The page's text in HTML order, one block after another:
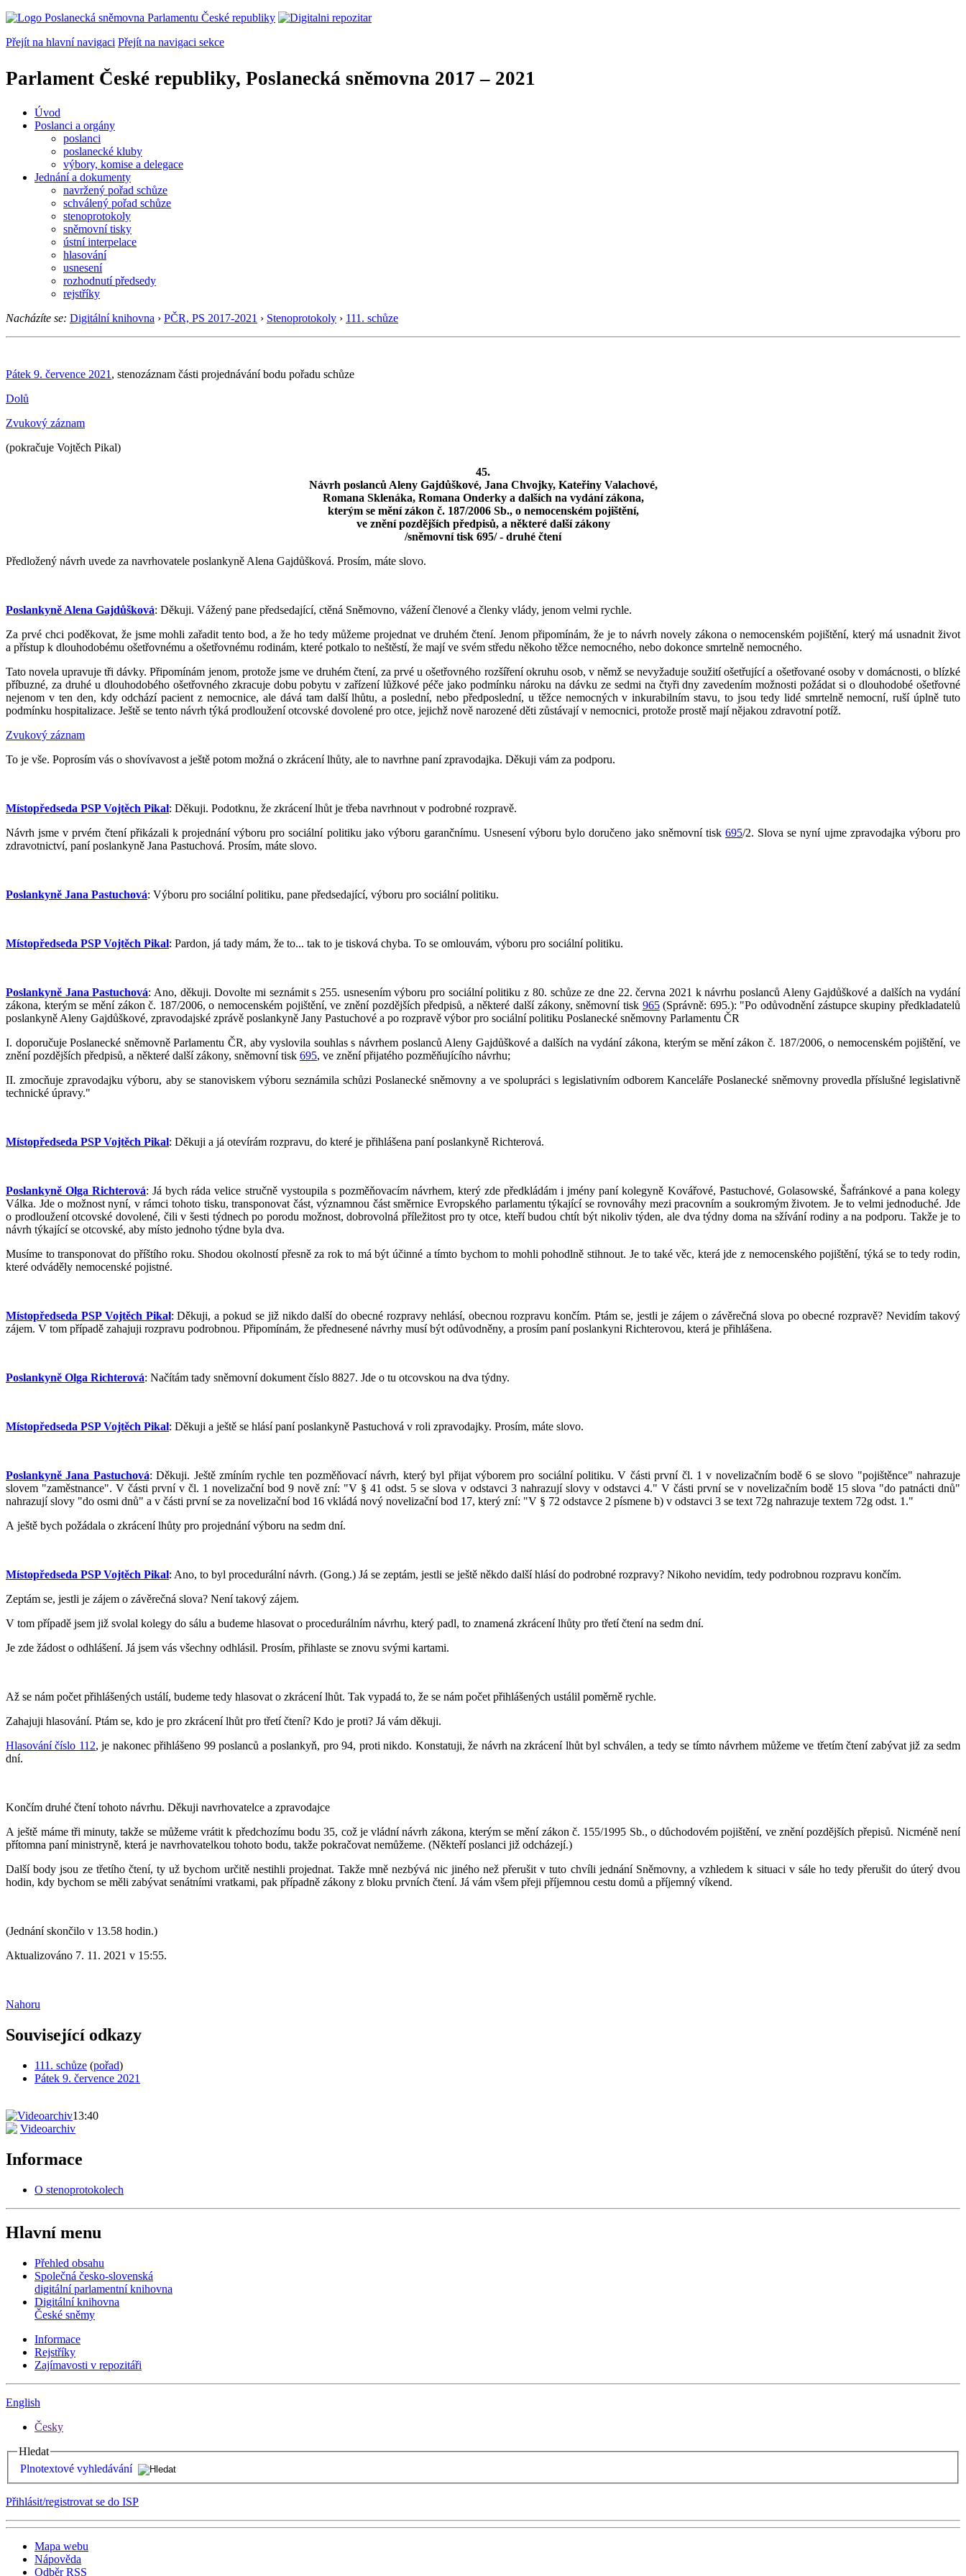
Přejít na hlavní navigaci Přejít na navigaci sekce
Parlament České republiky, Poslanecká sněmovna 2017 – 2021
Úvod
Poslanci a orgány
poslanci
poslanecké kluby
výbory, komise a delegace
Jednání a dokumenty
navržený pořad schůze
schválený pořad schůze
stenoprotokoly
sněmovní tisky
ústní interpelace
hlasování
usnesení
rozhodnutí předsedy
rejstříky
Nacházíte se: Digitální knihovna › PČR, PS 2017-2021 › Stenoprotokoly › 111. schůze
Pátek 9. července 2021 , stenozáznam části projednávání bodu pořadu schůze
Dolů
Zvukový záznam
(pokračuje Vojtěch Pikal)
45.
Návrh poslanců Aleny Gajdůškové, Jana Chvojky, Kateřiny Valachové,
Romana Sklenáka, Romana Onderky a dalších na vydání zákona,
kterým se mění zákon č. 187/2006 Sb., o nemocenském pojištění,
ve znění pozdějších předpisů, a některé další zákony
/sněmovní tisk 695/ - druhé čtení
Předložený návrh uvede za navrhovatele poslankyně Alena Gajdůšková. Prosím, máte slovo.
Poslankyně Alena Gajdůšková: Děkuji. Vážený pane předsedající, ctěná Sněmovno, vážení členové a členky vlády, jenom velmi rychle.
Za prvé chci poděkovat, že jsme mohli zařadit tento bod, a že ho tedy můžeme projednat ve druhém čtení. Jenom připomínám, že je to návrh novely zákona o nemocenském pojištění, který má usnadnit život
a přístup k dlouhodobému ošetřovnému a ošetřovnému rodinám, které potkalo to neštěstí, že mají ve svém středu někoho těžce nemocného, nebo dokonce smrtelně nemocného.
Tato novela upravuje tři dávky. Připomínám jenom, protože jsme ve druhém čtení, za prvé u ošetřovného rozšíření okruhu osob, v němž se nevyžaduje soužití ošetřující a ošetřované osoby v domácnosti, o blízké
příbuzné, za druhé u dlouhodobého ošetřovného zkracuje dobu pobytu v zařízení lůžkové péče jako podmínku nároku na dávku ze sedmi na čtyři dny zavedením možnosti požádat si o dlouhodobé ošetřovné
nejenom v ten den, kdy odchází pacient z nemocnice, ale dává tam další lhůtu, a poslední, nebo předposlední, u těžce nemocných v inkurabilním stavu, to jsou tedy lidé smrtelně nemocní, ruší úplně tuto
podmínku hospitalizace. Ještě se tento návrh týká prodloužení otcovské dovolené pro otce, jejichž nově narozené děti zůstávají v nemocnici, protože prostě mají nějakou zdravotní potíž.
Zvukový záznam
To je vše. Poprosím vás o shovívavost a ještě potom možná o zkrácení lhůty, ale to navrhne paní zpravodajka. Děkuji vám za podporu.
Místopředseda PSP Vojtěch Pikal: Děkuji. Podotknu, že zkrácení lhůt je třeba navrhnout v podrobné rozpravě.
Návrh jsme v prvém čtení přikázali k projednání výboru pro sociální politiku jako výboru garančnímu. Usnesení výboru bylo doručeno jako sněmovní tisk695/2. Slova se nyní ujme zpravodajka výboru pro
zdravotnictví, paní poslankyně Jana Pastuchová. Prosím, máte slovo.
Poslankyně Jana Pastuchová: Výboru pro sociální politiku, pane předsedající, výboru pro sociální politiku.
Místopředseda PSP Vojtěch Pikal: Pardon, já tady mám, že to... tak to je tisková chyba. To se omlouvám, výboru pro sociální politiku.
Poslankyně Jana Pastuchová: Ano, děkuji. Dovolte mi seznámit s 255. usnesením výboru pro sociální politiku z 80. schůze ze dne 22. června 2021 k návrhu poslanců Aleny Gajdůškové a dalších na vydání
zákona, kterým se mění zákon č. 187/2006, o nemocenském pojištění, ve znění pozdějších předpisů, a některé další zákony, sněmovní tisk 965(Správně: 695.): "Po odůvodnění zástupce skupiny předkladatelů
poslankyně Aleny Gajdůškové, zpravodajské zprávě poslankyně Jany Pastuchové a po rozpravě výbor pro sociální politiku Poslanecké sněmovny Parlamentu ČR
I. doporučuje Poslanecké sněmovně Parlamentu ČR, aby vyslovila souhlas s návrhem poslanců Aleny Gajdůškové a dalších na vydání zákona, kterým se mění zákon č. 187/2006, o nemocenském pojištění, ve
znění pozdějších předpisů, a některé další zákony, sněmovní tisk 695, ve znění přijatého pozměňujícího návrhu;
II. zmocňuje zpravodajku výboru, aby se stanoviskem výboru seznámila schůzi Poslanecké sněmovny a ve spolupráci s legislativním odborem Kanceláře Poslanecké sněmovny provedla příslušné legislativně
technické úpravy."
Místopředseda PSP Vojtěch Pikal: Děkuji a já otevírám rozpravu, do které je přihlášena paní poslankyně Richterová.
Poslankyně Olga Richterová: Já bych ráda velice stručně vystoupila s pozměňovacím návrhem, který zde předkládám i jmény paní kolegyně Kovářové, Pastuchové, Golasowské, Šafránkové a pana kolegy
Válka. Jde o možnost nyní, v rámci tohoto tisku, transponovat část, významnou část směrnice Evropského parlamentu týkající se rovnováhy mezi pracovním a soukromým životem. Je to velmi jednoduché. Jde
o prodloužení otcovské dovolené, čili v šesti týdnech po porodu možnost, dobrovolná příležitost pro ty otce, kteří budou chtít být nikoliv týden, ale dva týdny doma na sžívání rodiny a na podporu. Takže je to
návrh týkající se otcovské, aby místo jednoho týdne byla dva.
Musíme to transponovat do příštího roku. Shodou okolností přesně za rok to má být účinné a tímto bychom to mohli pohodlně stihnout. Je to také věc, která jde z nemocenského pojištění, týká se to tedy rodin,
které odváděly nemocenské pojistné.
Místopředseda PSP Vojtěch Pikal: Děkuji, a pokud se již nikdo další do obecné rozpravy nehlásí, obecnou rozpravu končím. Ptám se, jestli je zájem o závěrečná slova po obecné rozpravě? Nevidím takový
zájem. V tom případě zahajuji rozpravu podrobnou. Připomínám, že přednesené návrhy musí být odůvodněny, a prosím paní poslankyni Richterovou, která je přihlášena.
Poslankyně Olga Richterová: Načítám tady sněmovní dokument číslo 8827. Jde o tu otcovskou na dva týdny.
Místopředseda PSP Vojtěch Pikal: Děkuji a ještě se hlásí paní poslankyně Pastuchová v roli zpravodajky. Prosím, máte slovo.
Poslankyně Jana Pastuchová: Děkuji. Ještě zmíním rychle ten pozměňovací návrh, který byl přijat výborem pro sociální politiku. V části první čl. 1 v novelizačním bodě 6 se slovo "pojištěnce" nahrazuje
slovem "zaměstnance". V části první v čl. 1 novelizační bod 9 nově zní: "V § 41 odst. 5 se slova v odstavci 3 nahrazují slovy v odstavci 4." V části první se v novelizačním bodě 15 slova "do patnácti dnů"
nahrazují slovy "do osmi dnů" a v části první se za novelizační bod 16 vkládá nový novelizační bod 17, který zní: "V § 72 odstavce 2 písmene b) v odstavci 3 se text 72g nahrazuje textem 72g odst. 1."
A ještě bych požádala o zkrácení lhůty pro projednání výboru na sedm dní.
Místopředseda PSP Vojtěch Pikal: Ano, to byl procedurální návrh. (Gong.) Já se zeptám, jestli se ještě někdo další hlásí do podrobné rozpravy? Nikoho nevidím, tedy podrobnou rozpravu končím.
Zeptám se, jestli je zájem o závěrečná slova? Není takový zájem.
V tom případě jsem již svolal kolegy do sálu a budeme hlasovat o procedurálním návrhu, který padl, to znamená zkrácení lhůty pro třetí čtení na sedm dní.
Je zde žádost o odhlášení. Já jsem vás všechny odhlásil. Prosím, přihlaste se znovu svými kartami.
Až se nám počet přihlášených ustálí, budeme tedy hlasovat o zkrácení lhůt. Tak vypadá to, že se nám počet přihlášených ustálil poměrně rychle.
Zahajuji hlasování. Ptám se, kdo je pro zkrácení lhůt pro třetí čtení? Kdo je proti? Já vám děkuji.
Hlasování číslo 112, je nakonec přihlášeno 99 poslanců a poslankyň, pro 94, proti nikdo. Konstatuji, že návrh na zkrácení lhůt byl schválen, a tedy se tímto návrhem můžeme ve třetím čtení zabývat již za sedm
dní.
Končím druhé čtení tohoto návrhu. Děkuji navrhovatelce a zpravodajce
A ještě máme tři minuty, takže se můžeme vrátit k předchozímu bodu 35, což je vládní návrh zákona, kterým se mění zákon č. 155/1995 Sb., o důchodovém pojištění, ve znění pozdějších přepisů. Nicméně není
přítomna paní ministryně, která je navrhovatelkou tohoto bodu, takže pokračovat nemůžeme. (Někteří poslanci již odcházejí.)
Další body jsou ze třetího čtení, ty už bychom určitě nestihli projednat. Takže mně nezbývá nic jiného než přerušit v tuto chvíli jednání Sněmovny, a vzhledem k situaci v sále ho tedy přerušit do úterý dvou
hodin, kdy bychom se měli zabývat senátními vratkami, pak případně zákony z bloku prvních čtení. Já vám všem přeji příjemnou cestu domů a příjemný víkend.
(Jednání skončilo v 13.58 hodin.)
Aktualizováno 7. 11. 2021 v 15:55.
Nahoru
Související odkazy
111. schůze (pořad)
Pátek 9. července 2021
13:40
Videoarchiv
Informace
O stenoprotokolech
Hlavní menu
Přehled obsahu
Společná česko-slovenská
digitální parlamentní knihovna
Digitální knihovna
České sněmy
Informace
Rejstříky
Zajímavosti v repozitáři
English
Česky
Hledat
Plnotextové vyhledávání
Přihlásit/registrovat se do ISP
Mapa webu
Nápověda
Odběr RSS